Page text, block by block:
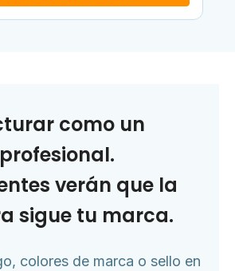
como un
profesional.
verán que la
sigue tu marca.
colores de marca o sello en